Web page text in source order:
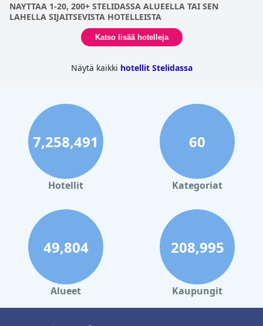
NAYTTAA 1-20, 200+ STELIDASSA ALUEELLA TAI SEN
LAHELLA SIJAITSEVISTA HOTELLEISTA
Katso lisää hotelleja
Näytä kaikki hotellit Stelidassa
7,258,491
Hotellit
60
Kategoriat
49,804
Alueet
208,995
Kaupungit